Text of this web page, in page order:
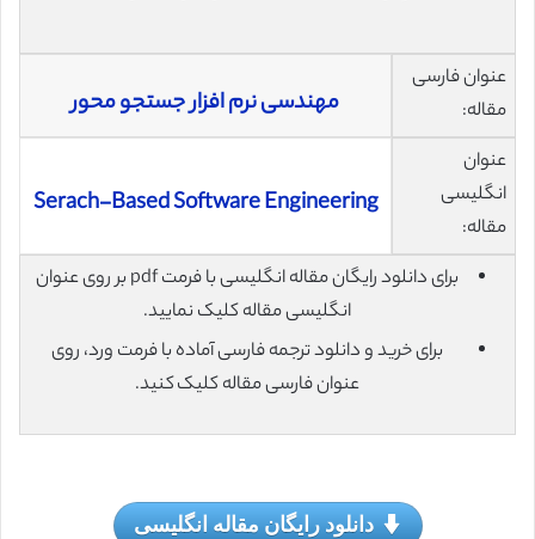
عنوان فارسی
مقاله:
مهندسی نرم ‌افزار جستجو محور
عنوان
انگلیسی
مقاله:
Serach-Based Software Engineering
برای دانلود رایگان مقاله انگلیسی با فرمت pdf بر روی عنوان
انگلیسی مقاله کلیک نمایید.
برای خرید و دانلود ترجمه فارسی آماده با فرمت ورد، روی
عنوان فارسی مقاله کلیک کنید.
دانلود رایگان مقاله انگلیسی